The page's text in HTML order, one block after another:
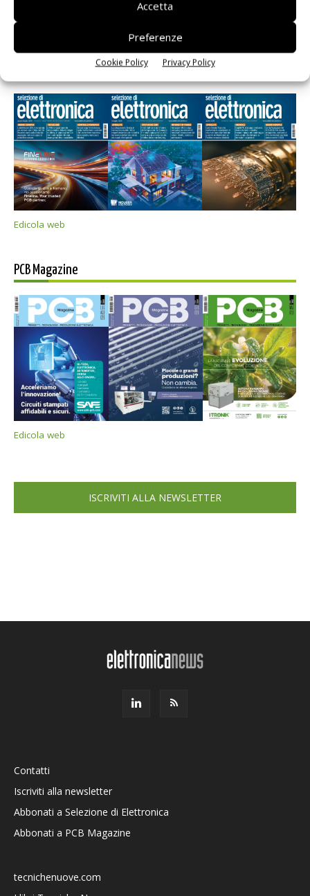
Accetta
Preferenze
Cookie Policy Privacy Policy
Selezione di elettronica
Edicola web
PCB Magazine
Edicola web
ISCRIVITI ALLA NEWSLETTER
Contatti
Iscriviti alla newsletter
Abbonati a Selezione di Elettronica
Abbonati a PCB Magazine
tecnichenuove.com